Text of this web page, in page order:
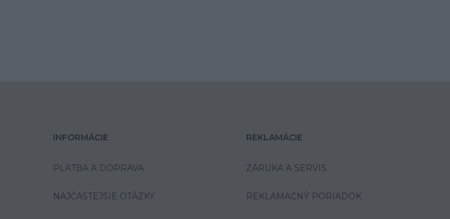
INFORMÁCIE
PLATBA A DOPRAVA
NAJČASTEJŠIE OTÁZKY
REKLAMÁCIE
ZÁRUKA A SERVIS
REKLAMAČNÝ PORIADOK